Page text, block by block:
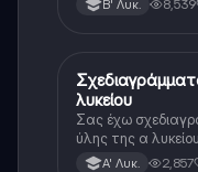
Β' Λυκ. 8,539
Ιστορία
λυκείου
Σας έχω
ύλης της α
τεράστιο βάρος
Α' Λυκ. 2,857